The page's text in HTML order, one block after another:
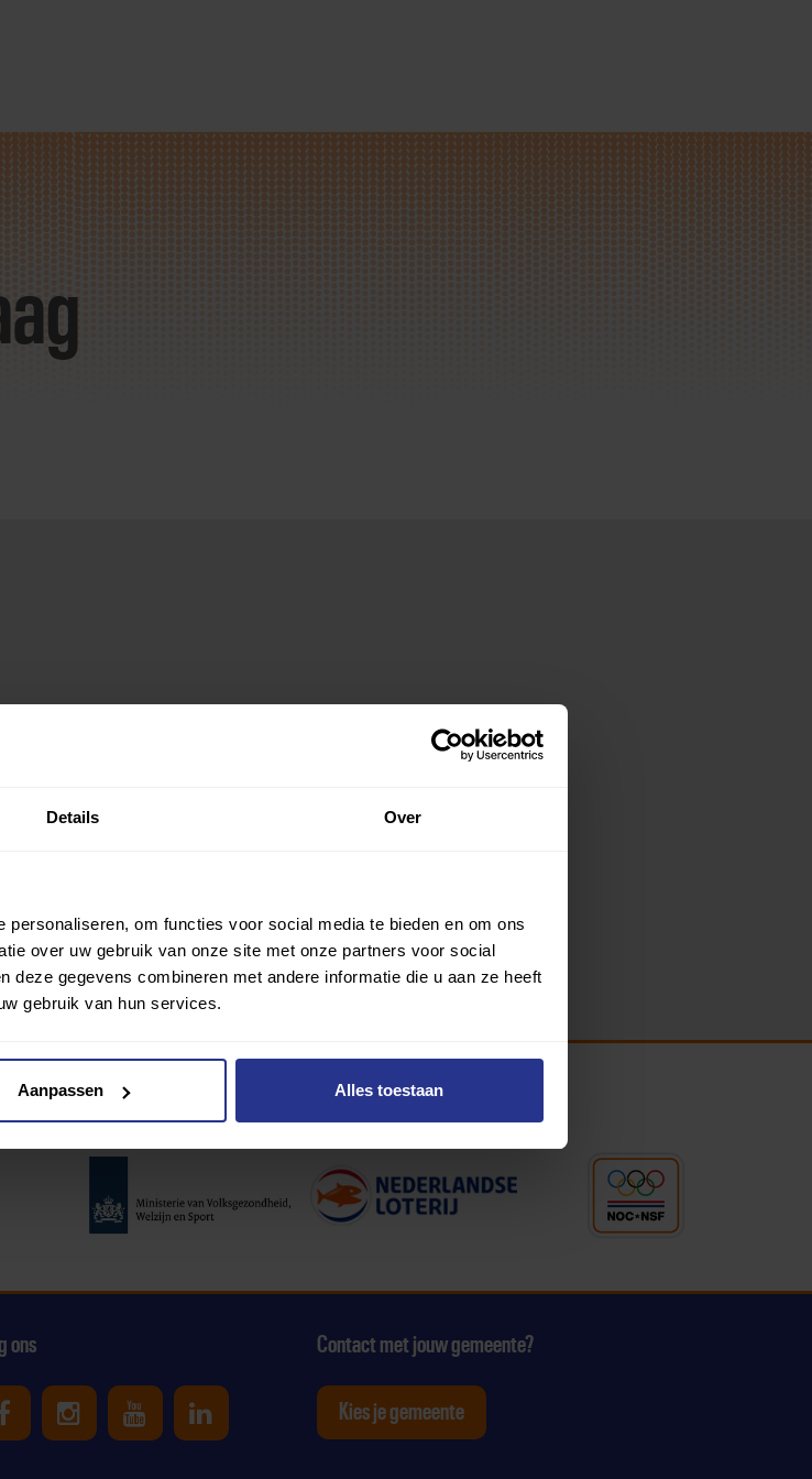
Details Over
om functies voor social media te bieden en om ons
over uw gebruik van onze site met onze partners voor social
deze gegevens combineren met andere informatie die u aan ze heeft
gebruik van hun services.
Aanpassen Alles toestaan
Partners:
ons
Uniek Sporten op Facebook
Uniek Sporten op Instagram
Uniek Sporten op Youtube
Uniek Sporten op Linkedin
Contact met jouw gemeente?
Kies je gemeente